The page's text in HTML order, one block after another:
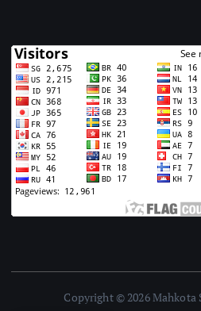
Copyright © 2026 Mahkota